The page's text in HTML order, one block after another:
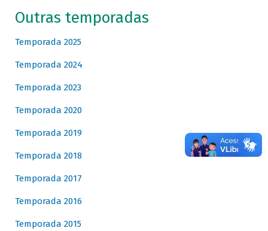
Outras temporadas
Temporada 2025
Temporada 2024
Temporada 2023
Temporada 2020
Temporada 2019
Temporada 2018
Temporada 2017
Temporada 2016
Temporada 2015